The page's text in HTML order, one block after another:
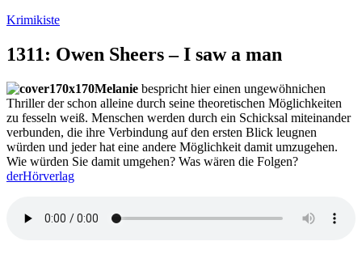
Zum
springen
Krimikiste
1311: Owen Sheers – I saw a man
Melanie bespricht hier einen ungewöhnichen
Thriller der schon alleine durch seine theoretischen Möglichkeiten
zu fesseln weiß. Menschen werden durch ein Schicksal miteinander
verbunden, die ihre Verbindung auf den ersten Blick leugnen
würden und jeder hat eine andere Möglichkeit damit umzugehen.
Wie würden Sie damit umgehen? Was wären die Folgen?
derHörverlag